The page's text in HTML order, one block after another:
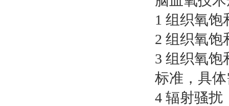
1 组织氧饱
2 组织氧饱
3 组织氧饱
标准，具
4 辐射骚扰